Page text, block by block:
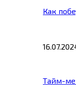
Как
Тайм-